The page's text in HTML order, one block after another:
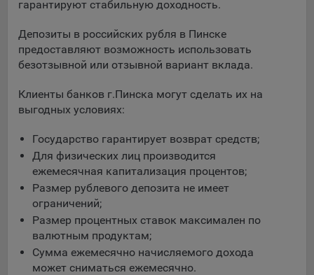
Компании, которой мы поручаем обработку данных для
данной цели:
компанией, согласно договора аренды ООО «Рэкун
технолоджи», 220069 г. Минск, пр-т Дзержинского, д.3Б,
Рекламные Cookie
Отключение рекламных cookie-файлы не позволит
принимать меры по совершенствованию работы
Сайта, исходя из предпочтений пользователя, а также
осуществлять подбор рекламы, иных рекламных
материалов по наиболее актуальному, подходящему
назначению для каждого конкретного пользователя.
гарантируют стабильную доходность.
Депозиты в российских рубля в Пинске
предоставляют возможность использовать
безотзывной или отзывной вариант вклада.
Клиенты банков г.Пинска могут сделать их на
выгодных условиях:
Государство гарантирует возврат средств;
Для физических лиц производится
ежемесячная капитализация процентов;
Размер рублевого депозита не имеет
ограничений;
Размер процентных ставок максимален по
валютным продуктам;
Сумма ежемесячно начисляемого дохода
может сниматься ежемесячно.